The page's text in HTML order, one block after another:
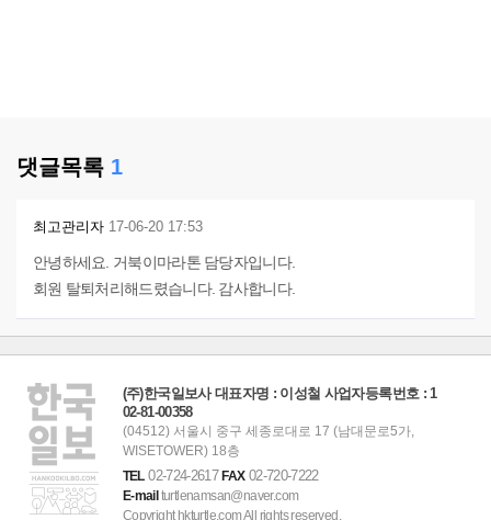
댓글목록 1
최고관리자 17-06-20 17:53
안녕하세요. 거북이마라톤 담당자입니다.
회원 탈퇴처리해드렸습니다. 감사합니다.
(주)한국일보사 대표자명 : 이성철 사업자등록번호 : 1
02-81-00358
(04512) 서울시 중구 세종로대로 17 (남대문로5가,
WISETOWER) 18층
TEL02-724-2617FAX02-720-7222
E-mailturtlenamsan@naver.com
Copyright hkturtle.com All rights reserved.